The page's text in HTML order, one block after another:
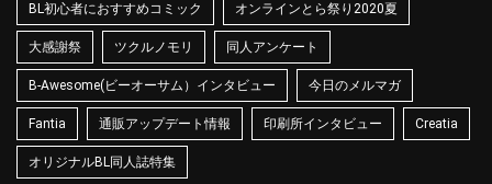
BL初心者におすすめコミック オンラインとら祭り2020夏
大感謝祭 ツクルノモリ 同人アンケート
B-Awesome(ビーオーサム）インタビュー 今日のメルマガ
Fantia 通販アップデート情報 印刷所インタビュー Creatia
オリジナルBL同人誌特集